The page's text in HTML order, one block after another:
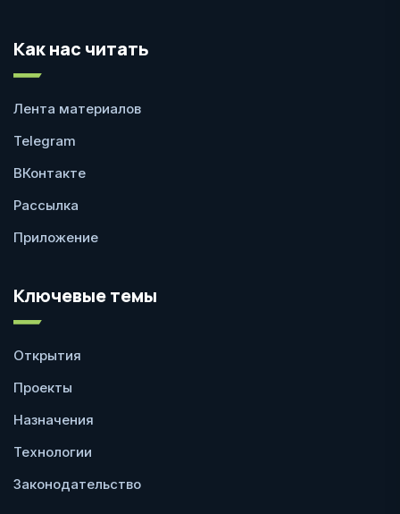
Как нас читать
Лента материалов
Telegram
ВКонтакте
Рассылка
Приложение
Ключевые темы
Открытия
Проекты
Назначения
Технологии
Законодательство